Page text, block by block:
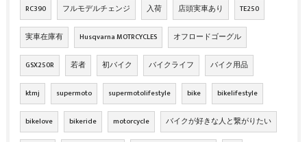
RC390 フルモデルチェンジ 入荷 店頭実車あり TE250
実車在庫有 Husqvarna MOTRCYCLES オフロードゴーグル
GSX250R 若者 初バイク バイクライフ バイク用品
ktmj supermoto supermotolifestyle bike bikelifestyle
bikelove bikeride motorcycle バイクが好きな人と繋がりたい